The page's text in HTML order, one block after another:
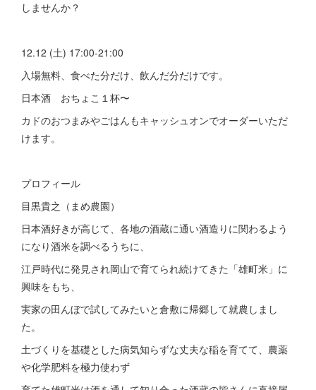
しませんか？
12.12 (土) 17:00-21:00
入場無料、食べた分だけ、飲んだ分だけです。
日本酒 おちょこ１杯〜
カドのおつまみやごはんもキャッシュオンでオーダーいただ
けます。
プロフィール
目黒貴之（まめ農園）
日本酒好きが高じて、各地の酒蔵に通い酒造りに関わるよう
になり酒米を調べるうちに、
江戸時代に発見され岡山で育てられ続けてきた「雄町米」に
興味をもち、
実家の田んぼで試してみたいと倉敷に帰郷して就農しまし
た。
土づくりを基礎とした病気知らずな丈夫な稲を育てて、農薬
や化学肥料を極力使わず